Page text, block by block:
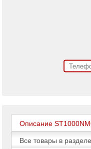
Name
Принтеры
плоттеры
МФУ
Серверы
Описание
Все товары в